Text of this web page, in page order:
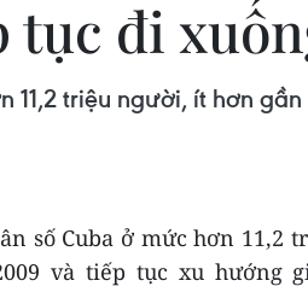
tục đi
11,2 triệu người, ít hơn
số Cuba ở mức hơn 11,2
và tiếp tục xu hướng